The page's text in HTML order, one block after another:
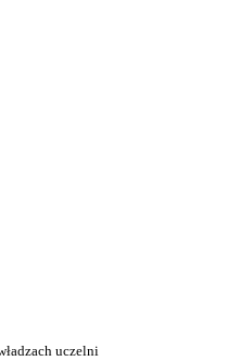
uczelni